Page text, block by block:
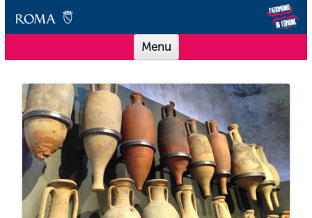
Scuole Musei in Comune Roma
Offerta didattica per le scuole dei Musei in Comune Roma
Menu
Vai al contenuto